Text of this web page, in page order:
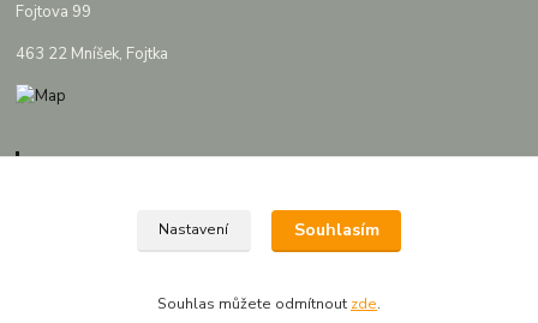
Fojtova 99
463 22 Mníšek, Fojtka
Kontakty
Nastavení Souhlasím
Souhlas můžete odmítnout zde.